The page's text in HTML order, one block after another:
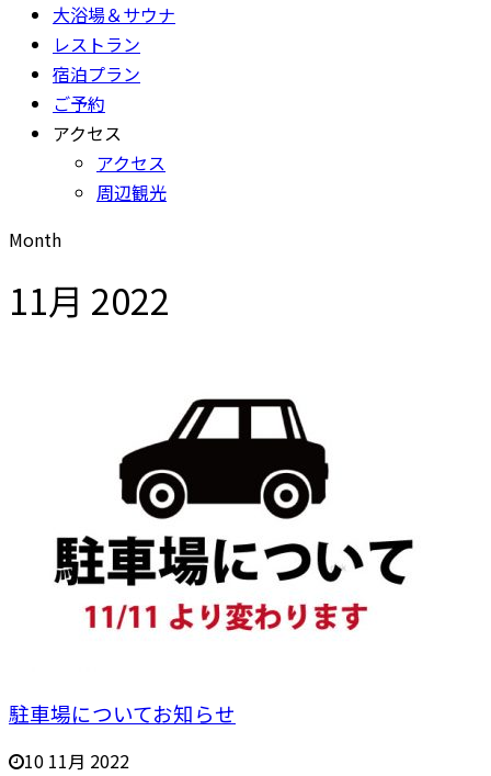
大浴場＆サウナ
レストラン
宿泊プラン
ご予約
アクセス
アクセス
周辺観光
Month
11月 2022
駐車場についてお知らせ
10 11月 2022